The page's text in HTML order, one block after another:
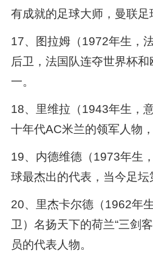
有成就的足球大师，曼联足
17、图拉姆（1972年生，
后卫，法国队连夺世界杯
一。
18、里维拉（1943年生，
十年代AC米兰的领军人物
19、内德维德（1973年生
球最杰出的代表，当今足坛
20、里杰卡尔德（1962年
卫）名扬天下的荷兰“三剑
员的代表人物。